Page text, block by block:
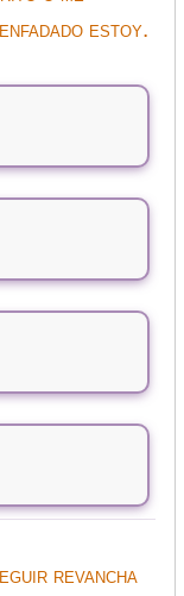
estoy.
revancha